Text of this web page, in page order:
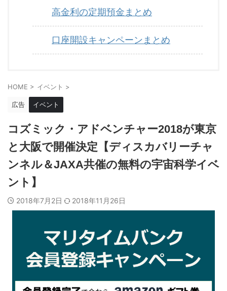
高金利の定期預金まとめ
口座開設キャンペーンまとめ
HOME > イベント >
広告 イベント
コズミック・アドベンチャー2018が東京
と大阪で開催決定【ディスカバリーチャ
ンネル＆JAXA共催の無料の宇宙科学イベ
ント】
2018年7月2日 2018年11月26日